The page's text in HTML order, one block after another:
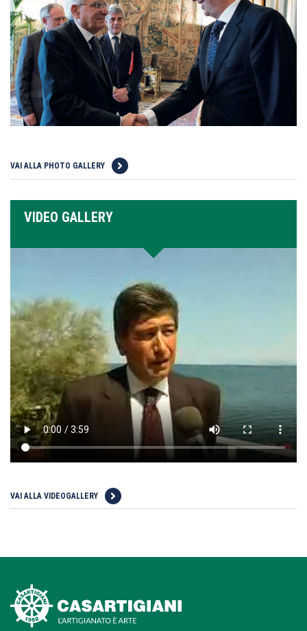
VAI ALLA PHOTO GALLERY
VIDEO GALLERY
VAI ALLA VIDEOGALLERY